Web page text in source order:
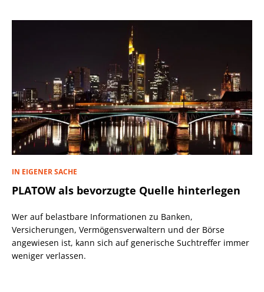
IN EIGENER SACHE
PLATOW als bevorzugte Quelle hinterlegen
Wer auf belastbare Informationen zu Banken,
Versicherungen, Vermögensverwaltern und der Börse
angewiesen ist, kann sich auf generische Suchtreffer immer
weniger verlassen.